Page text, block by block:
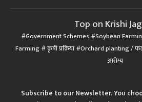
Top on Krishi
Government Schemes Soybean
Farming कृषी प्रक्रिया Orchard planting /
आरोग्य
Subscribe to our Newsletter. You